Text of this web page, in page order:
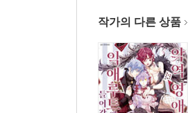
작가의 다른 상품